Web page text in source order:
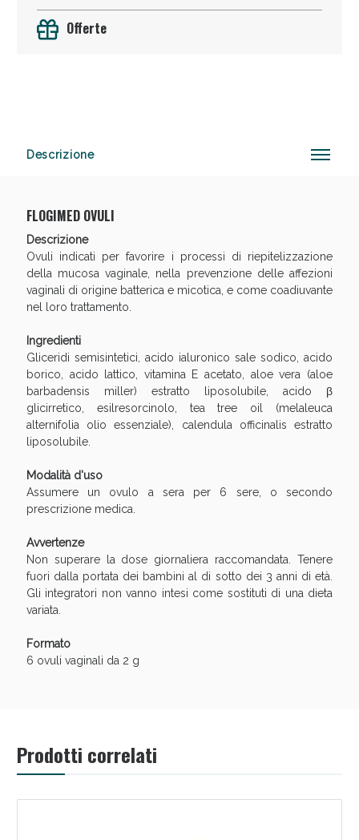
Offerte
Descrizione
FLOGIMED OVULI
Descrizione
Ovuli indicati per favorire i processi di riepitelizzazione
della mucosa vaginale, nella prevenzione delle affezioni
vaginali di origine batterica e micotica, e come coadiuvante
nel loro trattamento.
Ingredienti
Gliceridi semisintetici, acido ialuronico sale sodico, acido
borico, acido lattico, vitamina E acetato, aloe vera (aloe
barbadensis miller) estratto liposolubile, acido β
glicirretico, esilresorcinolo, tea tree oil (melaleuca
alternifolia olio essenziale), calendula officinalis estratto
liposolubile.
Modalità d'uso
Assumere un ovulo a sera per 6 sere, o secondo
prescrizione medica.
Avvertenze
Non superare la dose giornaliera raccomandata. Tenere
fuori dalla portata dei bambini al di sotto dei 3 anni di età.
Gli integratori non vanno intesi come sostituti di una dieta
variata.
Formato
6 ovuli vaginali da 2 g
Prodotti correlati
Benessere Intestinale: Sconto fino al 55% valido
oggi!
Scopri le offerte di Oggi